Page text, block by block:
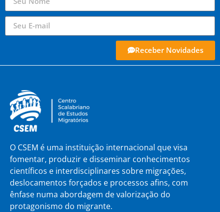
Receber Novidades
O CSEM é uma instituição internacional que visa
fomentar, produzir e disseminar conhecimentos
científicos e interdisciplinares sobre migrações,
deslocamentos forçados e processos afins, com
ênfase numa abordagem de valorização do
protagonismo do migrante.